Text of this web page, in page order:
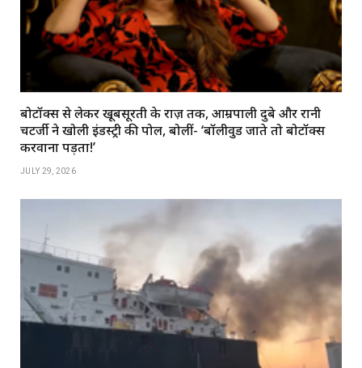
बोटॉक्स से लेकर खूबसूरती के राज़ तक, आम्रपाली दुबे और रानी
चटर्जी ने खोली इंडस्ट्री की पोल, बोलीं- ‘बॉलीवुड जाते तो बोटॉक्स
करवाना पड़ता!’
JULY 29, 2026